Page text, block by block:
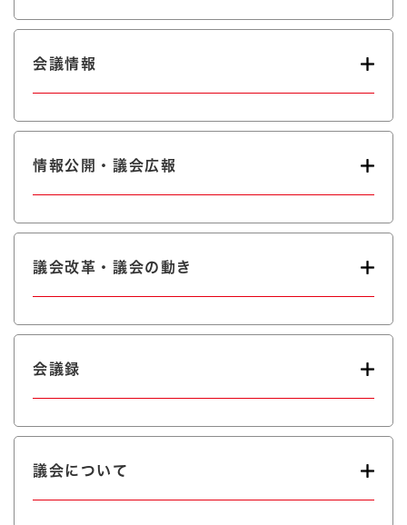
会議情報
情報公開・議会広報
議会改革・議会の動き
会議録
議会について